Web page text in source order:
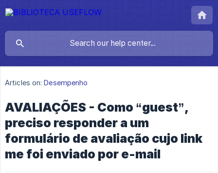
Articles on: Desempenho
AVALIAÇÕES - Como “guest”,
preciso responder a um
formulário de avaliação cujo link
me foi enviado por e-mail